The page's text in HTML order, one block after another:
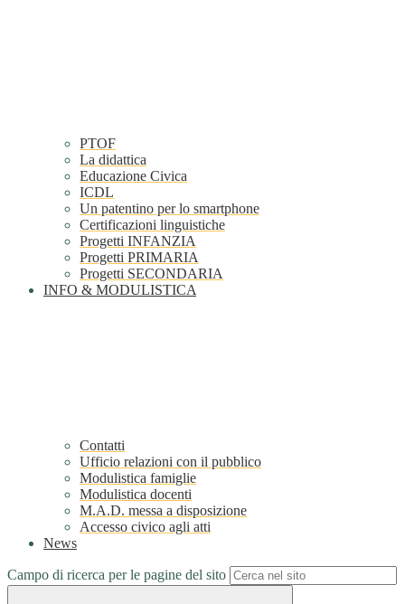
PTOF
La didattica
Educazione Civica
ICDL
Un patentino per lo smartphone
Certificazioni linguistiche
Progetti INFANZIA
Progetti PRIMARIA
Progetti SECONDARIA
INFO & MODULISTICA
Contatti
Ufficio relazioni con il pubblico
Modulistica famiglie
Modulistica docenti
M.A.D. messa a disposizione
Accesso civico agli atti
News
Campo di ricerca per le pagine del sito